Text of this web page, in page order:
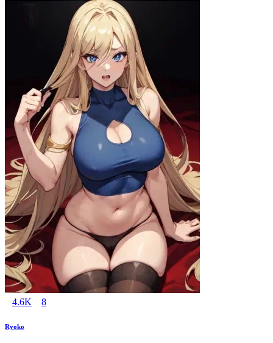
4.6K 8
Ryoko